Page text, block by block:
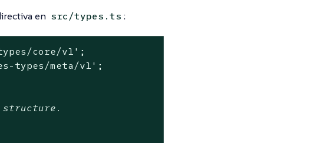
en src/types.ts :
core/v1'
types/meta/v1' ;